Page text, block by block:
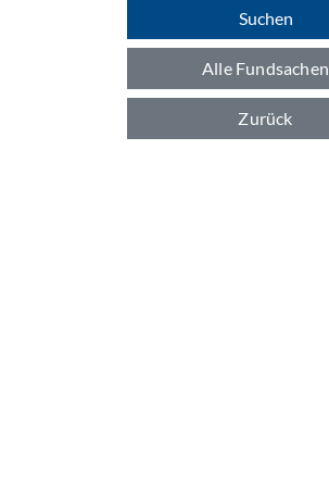
Suchen
Alle Fundsachen
Zurück